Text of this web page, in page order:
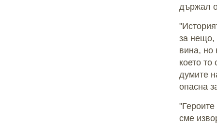
държал
за нещо,
вина, но
което
думите
опасна
сме